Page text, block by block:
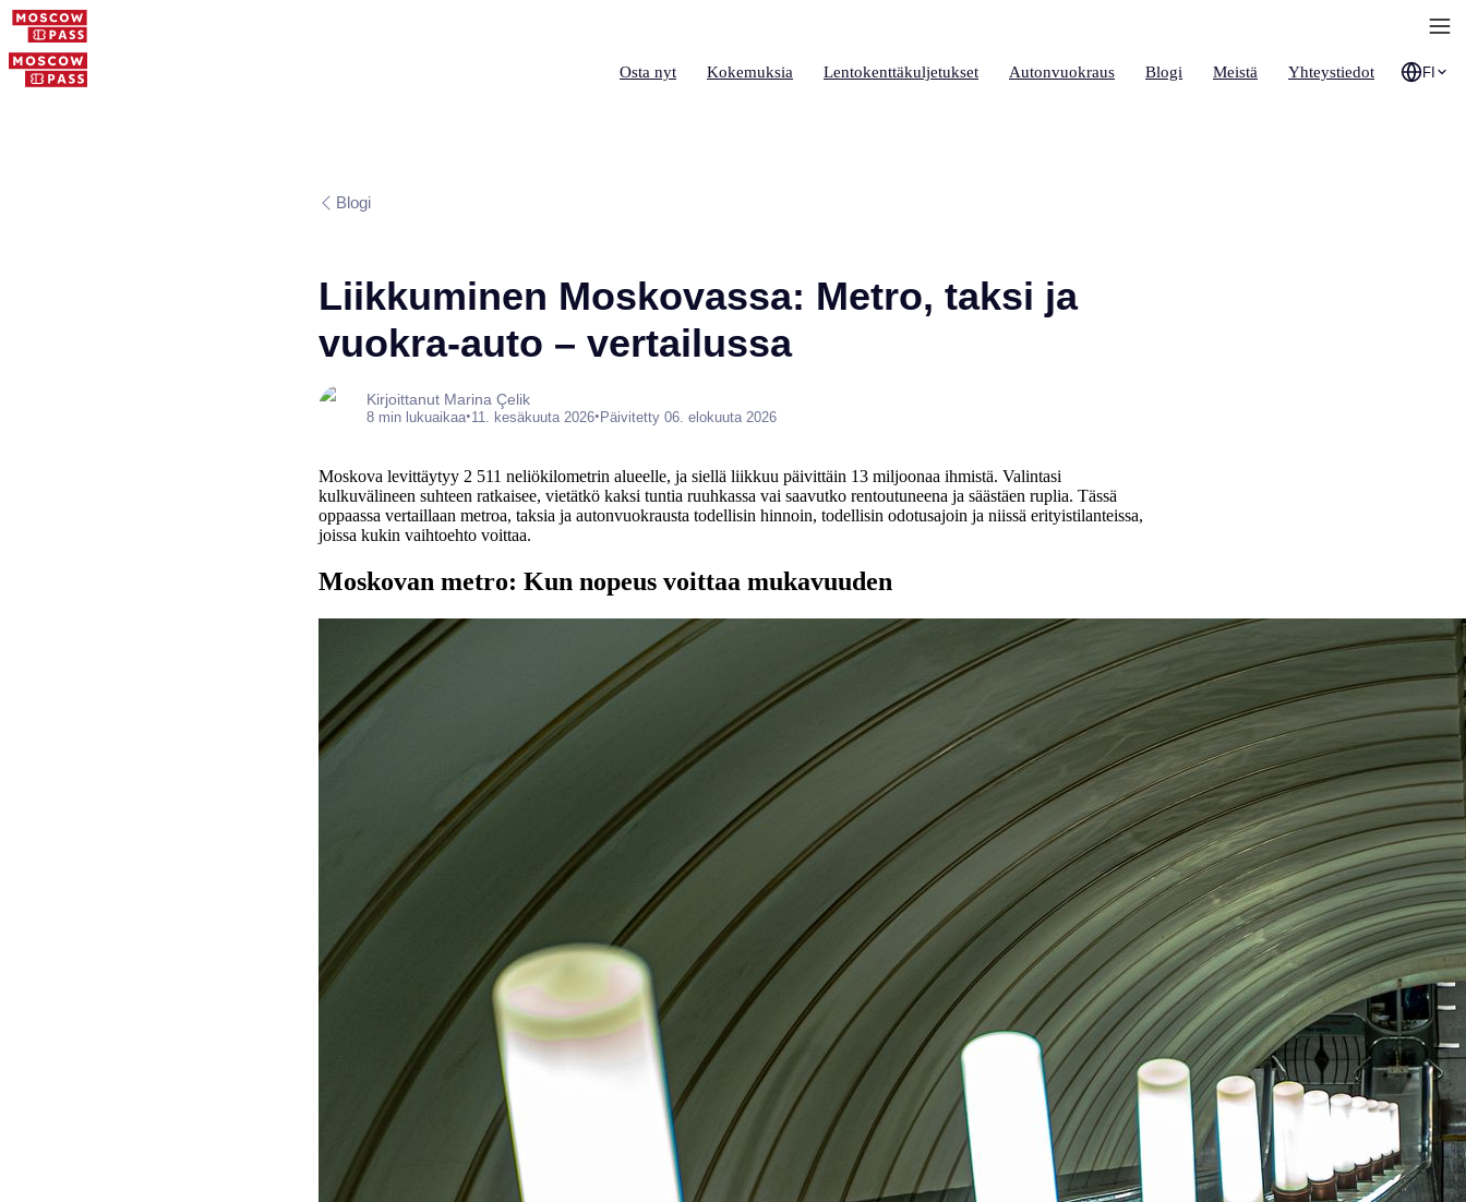
Osta nyt Kokemuksia Lentokenttäkuljetukset Autonvuokraus Blogi Meistä Yhteystiedot FI
Blogi
Liikkuminen Moskovassa: Metro, taksi ja
vuokra-auto – vertailussa
Kirjoittanut Marina Çelik
8 min lukuaikaa•11. kesäkuuta 2026•Päivitetty 06. elokuuta 2026
Moskova levittäytyy 2 511 neliökilometrin alueelle, ja siellä liikkuu päivittäin 13 miljoonaa ihmistä. Valintasi
kulkuvälineen suhteen ratkaisee, vietätkö kaksi tuntia ruuhkassa vai saavutko rentoutuneena ja säästäen ruplia. Tässä
oppaassa vertaillaan metroa, taksia ja autonvuokrausta todellisin hinnoin, todellisin odotusajoin ja niissä erityistilanteissa,
joissa kukin vaihtoehto voittaa.
Moskovan metro: Kun nopeus voittaa mukavuuden